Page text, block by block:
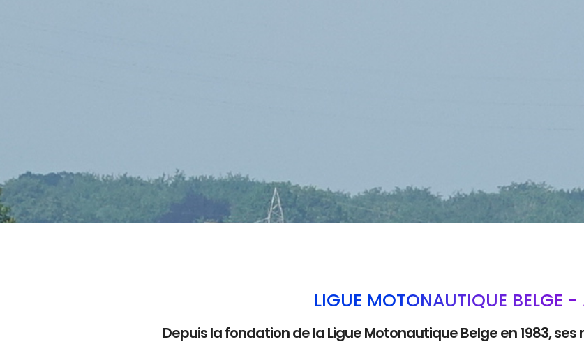
LIGUE MOTONAUTIQUE BELGE -
Depuis la fondation de la Ligue Motonautique Belge en 1983,